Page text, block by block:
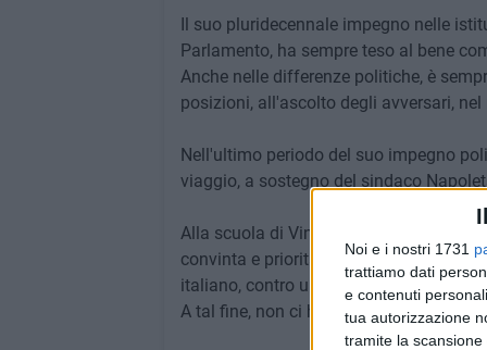
Noi e i nostri 1731
trattiamo dati
e contenuti
tua autorizzazione
tramite la
Il suo pluridecennale impegno nelle
Parlamento, ha sempre teso al bene
Anche nelle differenze politiche, è
posizioni, all'ascolto degli avversari,
Nell'ultimo periodo del suo impegno
viaggio, a sostegno del sindaco
Alla scuola di Vincenzo Calace,
convinta e prioritaria scelta politica e
italiano, contro una qualsiasi
A tal fine, non ci ha mai fatto